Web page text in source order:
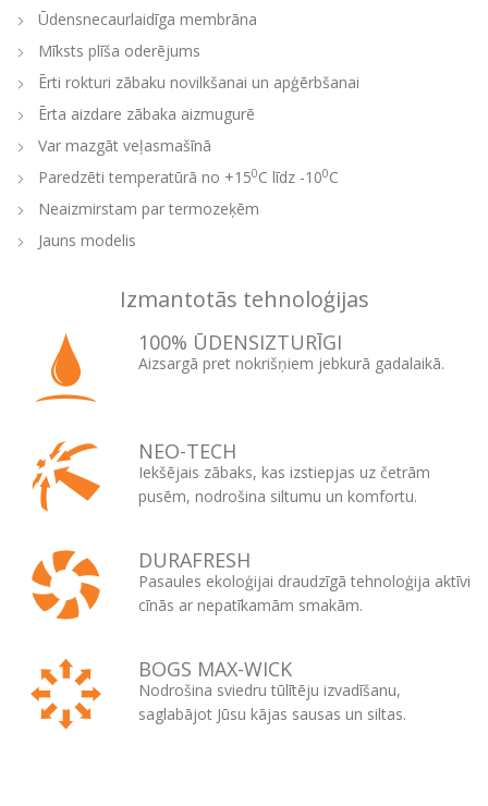
Ūdensnecaurlaidīga membrāna
Mīksts plīša oderējums
Ērti rokturi zābaku novilkšanai un apģērbšanai
Ērta aizdare zābaka aizmugurē
Var mazgāt veļasmašīnā
Paredzēti temperatūrā no +150C līdz -100C
Neaizmirstam par termozeķēm
Jauns modelis
Izmantotās tehnoloģijas
100% ŪDENSIZTURĪGI
Aizsargā pret nokrišņiem jebkurā gadalaikā.
NEO-TECH
Iekšējais zābaks, kas izstiepjas uz četrām
pusēm, nodrošina siltumu un komfortu.
DURAFRESH
Pasaules ekoloģijai draudzīgā tehnoloģija aktīvi
cīnās ar nepatīkamām smakām.
BOGS MAX-WICK
Nodrošina sviedru tūlītēju izvadīšanu,
saglabājot Jūsu kājas sausas un siltas.